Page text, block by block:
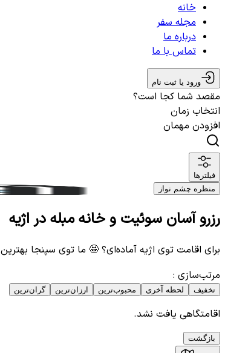
خانه
مجله سفر
درباره ما
تماس با ما
ورود یا ثبت نام
مقصد شما کجا است؟
انتخاب زمان
افزودن مهمان
فیلترها
منظره چشم نواز
رزرو آسان سوئیت و خانه مبله در اژیه
برای اقامت توی اژیه آماده‌ای؟ 🤩 ما توی سپنجا بهترین
مرتب‌سازی :
تخفیف لحظه آخری محبوب‌ترین ارزان‌ترین گران‌ترین
اقامتگاهی یافت نشد.
بازگشت